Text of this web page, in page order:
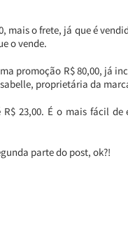
mais o frete, já que é
o vende.
promoção R$ 80,00, já
proprietária da
23,00. É o mais fácil
parte do post, ok?!